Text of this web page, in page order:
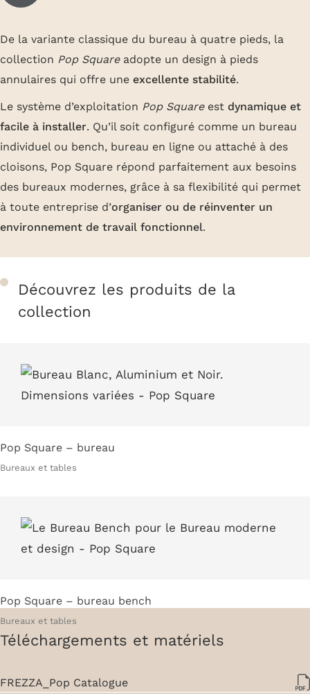
De la variante classique du bureau à quatre pieds, la
collection Pop Squareadopte un design à pieds
annulaires qui offre une excellente stabilité.
Le système d’exploitation Pop Squareest dynamique et
facile à installer. Qu’il soit configuré comme un bureau
individuel ou bench, bureau en ligne ou attaché à des
cloisons, Pop Square répond parfaitement aux besoins
des bureaux modernes, grâce à sa flexibilité qui permet
à toute entreprise d’organiser ou de réinventer un
environnement de travail fonctionnel.
Découvrez les produits de la
collection
Pop Square – bureau
Bureaux et tables
Pop Square – bureau bench
Bureaux et tables
Téléchargements et matériels
FREZZA_Pop Catalogue